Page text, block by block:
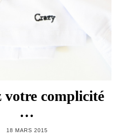
votre complicité
…
18 MARS 2015